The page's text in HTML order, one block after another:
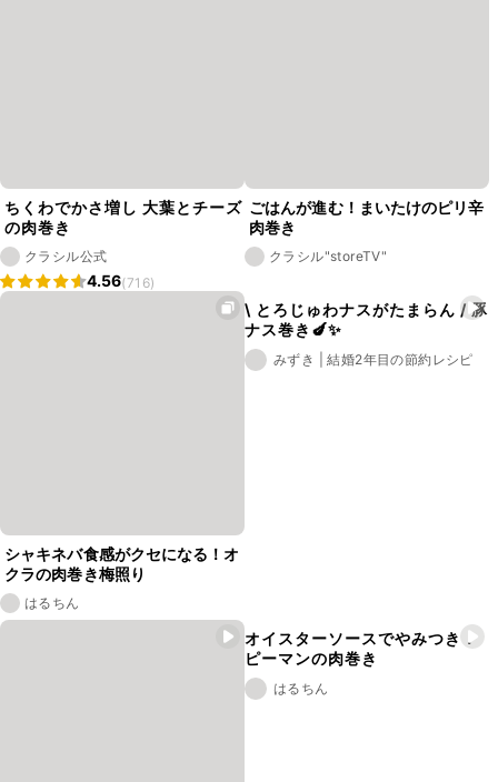
ちくわでかさ増し 大葉とチーズ
の肉巻き
クラシル公式
4.56(716)
ごはんが進む！まいたけのピリ辛
肉巻き
クラシル"storeTV"
シャキネバ食感がクセになる！オ
クラの肉巻き梅照り
はるちん
\ とろじゅわナスがたまらん / 豚
ナス巻き🍆✨
みずき | 結婚2年目の節約レシピ
オイスターソースでやみつき！
ピーマンの肉巻き
はるちん